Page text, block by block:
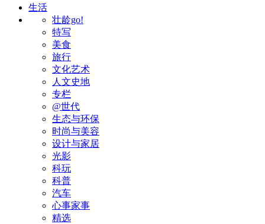
生活
壮龄go!
特写
美食
旅行
文化艺术
人文史地
专栏
@世代
生态与环保
时尚与美容
设计与家居
光影
科玩
科普
汽车
心事家事
精选